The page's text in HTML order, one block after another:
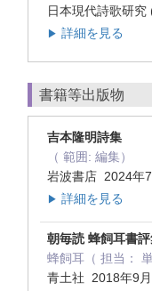
日本現代詩歌研
▶ 詳細を見る
書籍等出版物
吉本隆明詩集
（ 範囲: 編集）
岩波書店 2024年7
▶ 詳細を見る
朝毎読 蜂飼耳書
蜂飼耳（ 担当： 単
青土社 2018年9月